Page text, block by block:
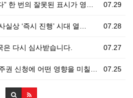
07.29
” 한 번의 잘못된 표시가 영…
07.28
상 ‘즉시 진행’ 시대 열…
07.27
다시 심사받습니다.
07.25
권 신청에 어떤 영향을 미칠…